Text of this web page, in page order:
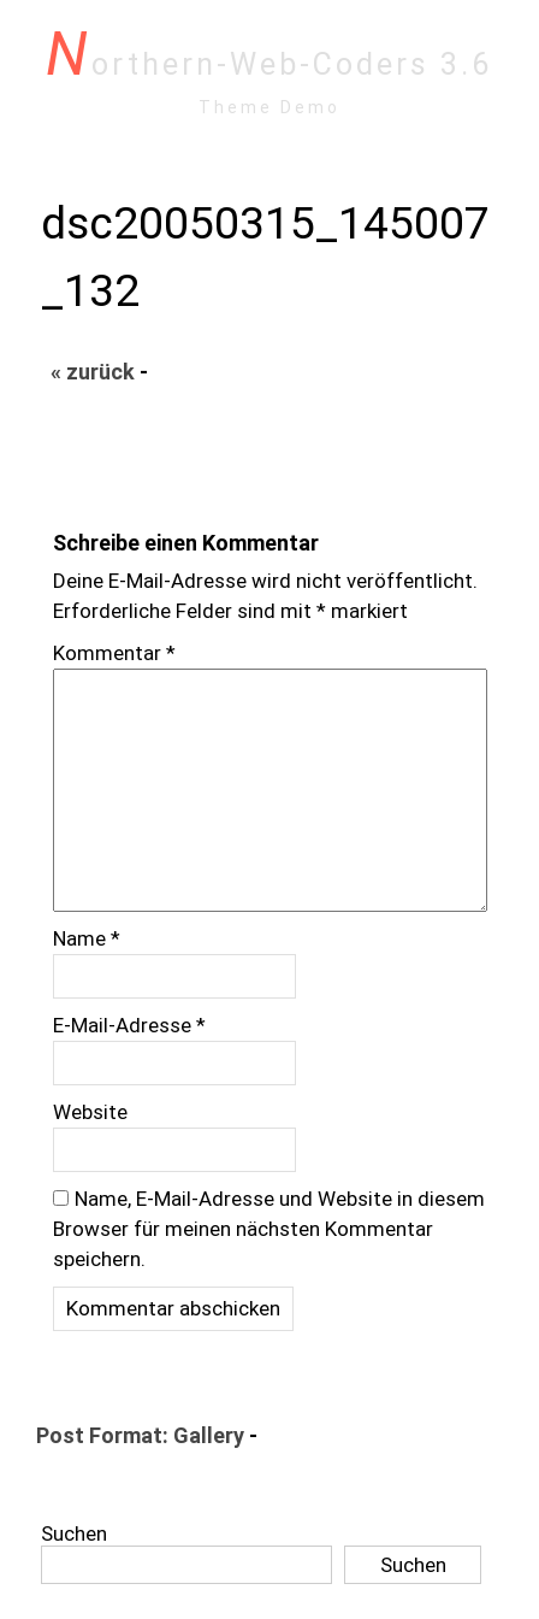
Northern-Web-Coders 3.6
Theme Demo
dsc20050315_145007
_132
« zurück -
Schreibe einen Kommentar
Deine E-Mail-Adresse wird nicht veröffentlicht.
Erforderliche Felder sind mit* markiert
Kommentar*
Name*
E-Mail-Adresse*
Website
Name, E-Mail-Adresse und Website in diesem
Browser für meinen nächsten Kommentar
speichern.
Post Format: Gallery -
Suchen
Suchen